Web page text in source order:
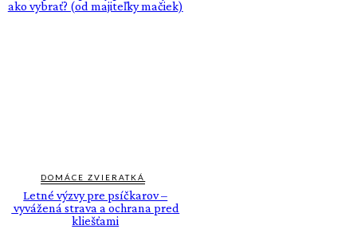
ako vybrať? (od majiteľky mačiek)
DOMÁCE ZVIERATKÁ
Letné výzvy pre psíčkarov –
vyvážená strava a ochrana pred
kliešťami